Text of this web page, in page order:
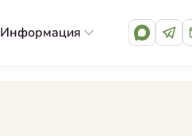
Информация